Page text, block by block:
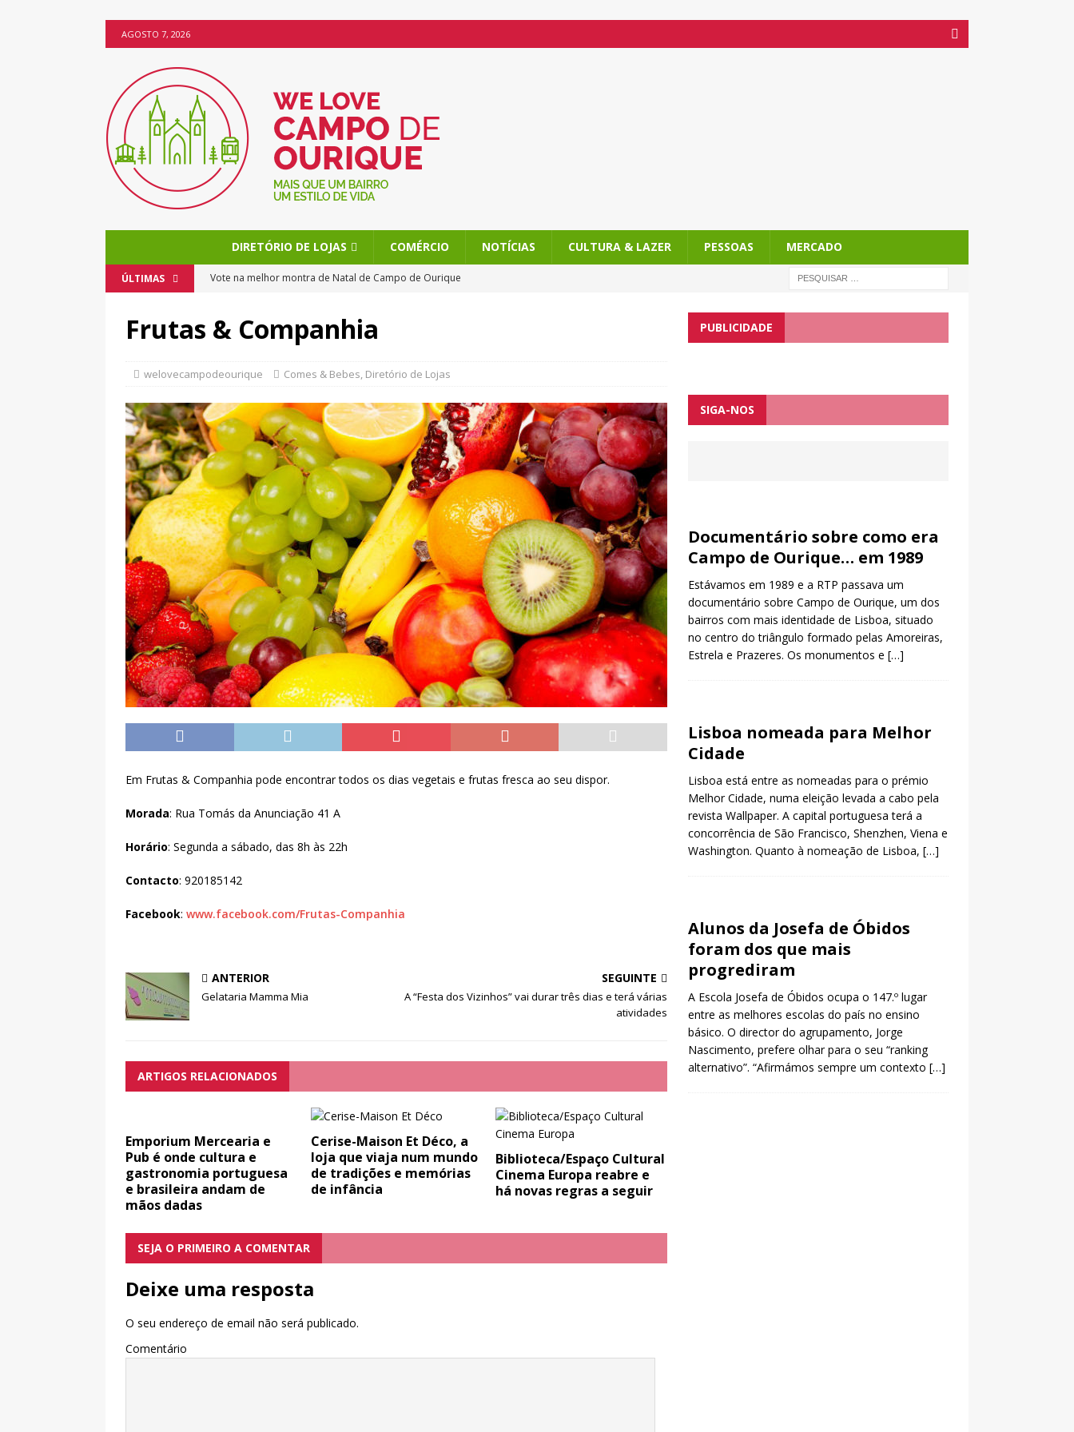
AGOSTO 7, 2026
DIRETÓRIO DE LOJAS COMÉRCIO NOTÍCIAS CULTURA & LAZER PESSOAS MERCADO
ÚLTIMAS
Vote na melhor montra de Natal de Campo de Ourique
Os bolos da Miss Brownie tornam Campo de Ourique ainda mais doce
Frutas & Companhia
welovecampodeourique Comes & Bebes, Diretório de Lojas
Em Frutas & Companhia pode encontrar todos os dias vegetais e frutas fresca ao seu dispor.
Morada: Rua Tomás da Anunciação 41 A
Horário: Segunda a sábado, das 8h às 22h
Contacto: 920185142
Facebook: www.facebook.com/Frutas-Companhia
ANTERIOR
Gelataria Mamma Mia
SEGUINTE
A “Festa dos Vizinhos” vai durar três dias e terá várias
atividades
ARTIGOS RELACIONADOS
Emporium Mercearia e
Pub é onde cultura e
gastronomia portuguesa
e brasileira andam de
mãos dadas
Cerise-Maison Et Déco, a
loja que viaja num mundo
de tradições e memórias
de infância
Biblioteca/Espaço Cultural
Cinema Europa reabre e
há novas regras a seguir
SEJA O PRIMEIRO A COMENTAR
Deixe uma resposta
O seu endereço de email não será publicado.
Comentário
PUBLICIDADE
SIGA-NOS
Documentário sobre como era
Campo de Ourique… em 1989
Estávamos em 1989 e a RTP passava um
documentário sobre Campo de Ourique, um dos
bairros com mais identidade de Lisboa, situado
no centro do triângulo formado pelas Amoreiras,
Estrela e Prazeres. Os monumentos e […]
Lisboa nomeada para Melhor
Cidade
Lisboa está entre as nomeadas para o prémio
Melhor Cidade, numa eleição levada a cabo pela
revista Wallpaper. A capital portuguesa terá a
concorrência de São Francisco, Shenzhen, Viena e
Washington. Quanto à nomeação de Lisboa, […]
Alunos da Josefa de Óbidos
foram dos que mais
progrediram
A Escola Josefa de Óbidos ocupa o 147.º lugar
entre as melhores escolas do país no ensino
básico. O director do agrupamento, Jorge
Nascimento, prefere olhar para o seu “ranking
alternativo”. “Afirmámos sempre um contexto […]